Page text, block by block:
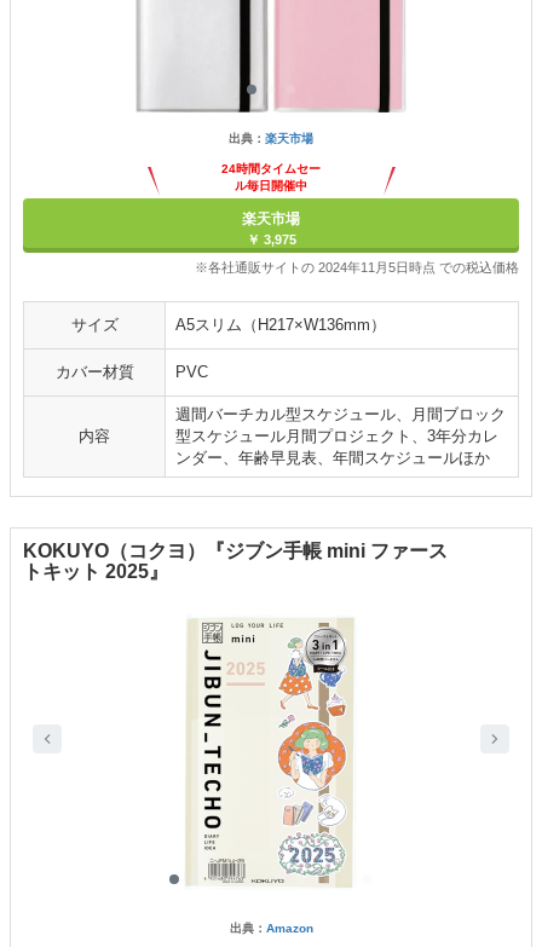
出典： 楽天市場
24時間タイムセー
ル毎日開催中
楽天市場
￥ 3,975
※各社通販サイトの 2024年11月5日時点 での税込価格
サイズ A5スリム（H217×W136mm）
カバー材質 PVC
内容
週間バーチカル型スケジュール、⽉間ブロック
型スケジュール⽉間プロジェクト、3年分カレ
ンダー、年齢早⾒表、年間スケジュールほか
KOKUYO（コクヨ）『ジブン⼿帳 mini ファース
トキット 2025』
出典： Amazon